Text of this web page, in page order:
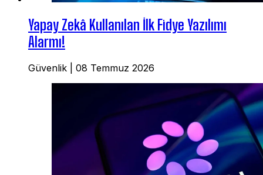
Yapay Zekâ Kullanılan İlk Fidye Yazılımı
Alarmı!
Güvenlik 08 Temmuz 2026